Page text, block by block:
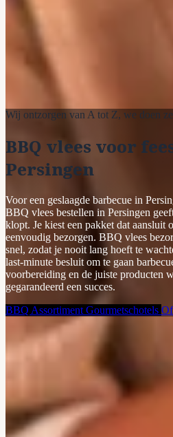
Wij ontzorgen van A tot Z, we doen
BBQ vlees voor
Persingen
Voor een geslaagde barbecue in
BBQ vlees bestellen in Persingen
klopt. Je kiest een pakket dat aansluit
eenvoudig bezorgen. BBQ vlees
snel, zodat je nooit lang hoeft te
last-minute besluit om te gaan
voorbereiding en de juiste producten
gegarandeerd een succes.
BBQ Assortiment Gourmetschotels